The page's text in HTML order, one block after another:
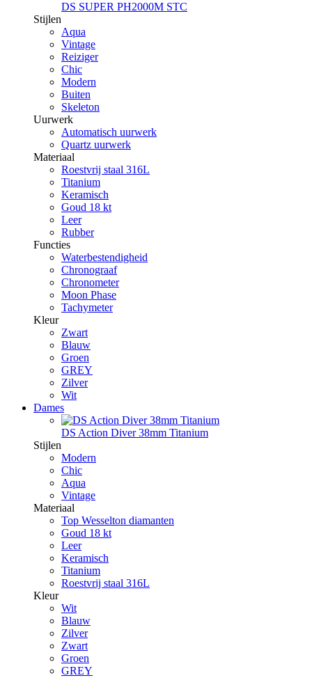
DS SUPER PH2000M STC
Stijlen
Aqua
Vintage
Reiziger
Chic
Modern
Buiten
Skeleton
Uurwerk
Automatisch uurwerk
Quartz uurwerk
Materiaal
Roestvrij staal 316L
Titanium
Keramisch
Goud 18 kt
Leer
Rubber
Functies
Waterbestendigheid
Chronograaf
Chronometer
Moon Phase
Tachymeter
Kleur
Zwart
Blauw
Groen
GREY
Zilver
Wit
Dames
DS Action Diver 38mm Titanium
Stijlen
Modern
Chic
Aqua
Vintage
Materiaal
Top Wesselton diamanten
Goud 18 kt
Leer
Keramisch
Titanium
Roestvrij staal 316L
Kleur
Wit
Blauw
Zilver
Zwart
Groen
GREY